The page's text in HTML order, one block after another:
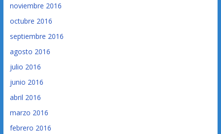
noviembre 2016
octubre 2016
septiembre 2016
agosto 2016
julio 2016
junio 2016
abril 2016
marzo 2016
febrero 2016